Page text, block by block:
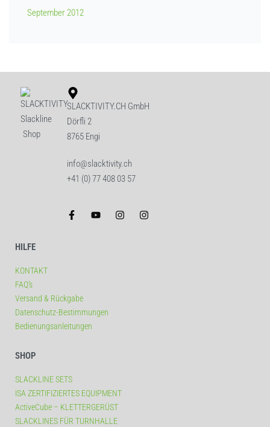
September 2012
SLACKTIVITY.CH GmbH
Dörfli 2
8765 Engi
info@slacktivity.ch
+41 (0) 77 408 03 57
HILFE
KONTAKT
FAQ’s
Versand & Rückgabe
Datenschutz-Bestimmungen
Bedienungsanleitungen
SHOP
SLACKLINE SETS
ISA ZERTIFIZIERTES EQUIPMENT
ActiveCube – KLETTERGERÜST
SLACKLINES FÜR TURNHALLE